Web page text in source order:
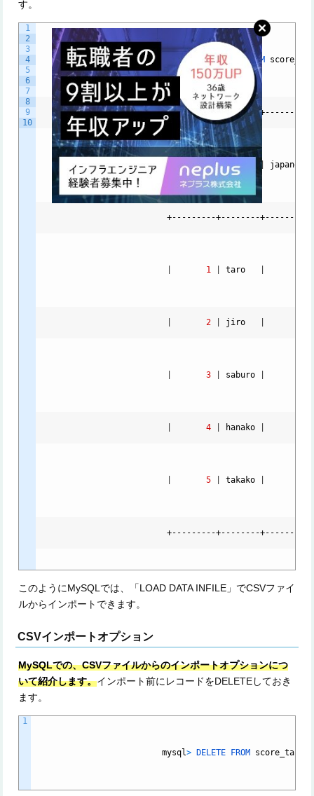
す。
1
2
3
4
5
6
7
8
9
10
mysql SELECT * FROM
+---------+--------
| user_id | name | japanese
+---------+--------
1 taro
2 jiro
3 saburo
4 hanako
5 takako
+---------+--------
このようにMySQLでは、「LOAD DATA INFILE」でCSVファイ
ルからインポートできます。
CSVインポートオプション
MySQLでの、CSVファイルからのインポートオプションにつ
いて紹介します。インポート前にレコードをDELETEしておき
ます。
1
mysql> DELETE FROM score_table